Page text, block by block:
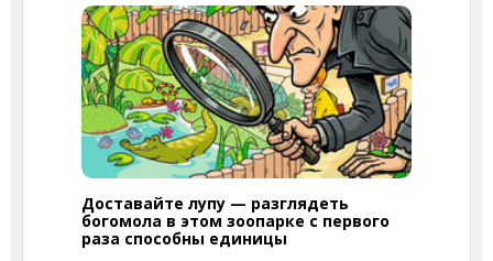
Доставайте лупу — разглядеть
богомола в этом зоопарке с первого
раза способны единицы